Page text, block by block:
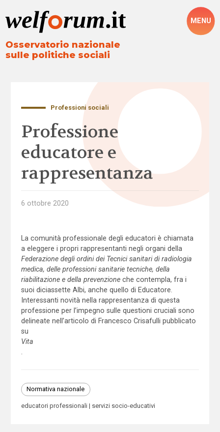
Osservatorio nazionale
sulle politiche sociali
MENU
Professioni sociali
Professione
educatore e
rappresentanza
6 ottobre 2020
La comunità professionale degli educatori è chiamata
a eleggere i propri rappresentanti negli organi della
Federazione degli ordinidei Tecnici sanitari di radiologia
medica, delle professioni sanitarie tecniche, della
riabilitazione e della prevenzioneche contempla, fra i
suoi diciassette Albi, anche quello di Educatore.
Interessanti novità nella rappresentanza di questa
professione per l’impegno sulle questioni cruciali sono
delineate nell’articolo di Francesco Crisafulli pubblicato
su
Vita
Normativa nazionale
educatori professionali servizi socio-educativi